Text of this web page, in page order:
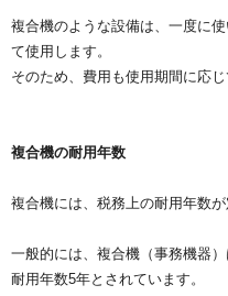
複合機のような設備は、一度に
て使用します。
そのため、費用も使用期間に応
複合機の耐用年数
複合機には、税務上の耐用年数が
一般的には、複合機（事務機器）
耐用年数5年とされています。